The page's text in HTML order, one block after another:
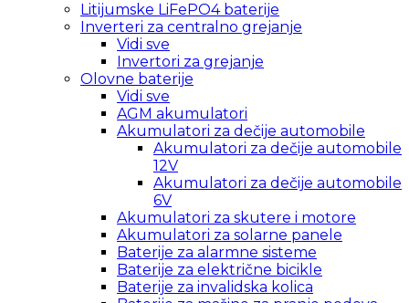
Litijumske LiFePO4 baterije
Inverteri za centralno grejanje
Vidi sve
Invertori za grejanje
Olovne baterije
Vidi sve
AGM akumulatori
Akumulatori za dečije automobile
Akumulatori za dečije automobile
12V
Akumulatori za dečije automobile
6V
Akumulatori za skutere i motore
Akumulatori za solarne panele
Baterije za alarmne sisteme
Baterije za električne bicikle
Baterije za invalidska kolica